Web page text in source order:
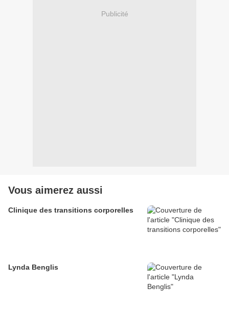
Publicité
Vous aimerez aussi
Clinique des transitions corporelles
Lynda Benglis